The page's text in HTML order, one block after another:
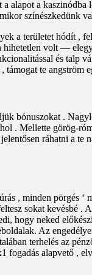
a
színészkedünk
a területet hódít
volt —
és
te
bónuszokat .
. Mellette görög-
ráhatni a te
, minden pörgés
sokat kevésbé
neked
Az
terhelés az
alapvető ,